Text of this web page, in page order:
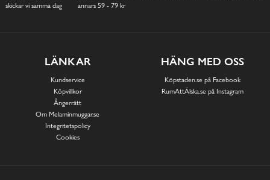
skickar vi samma dag
annars 59 - 79 kr
LÄNKAR
Kundservice
Köpvillkor
Ångerrätt
Om Melaminmuggar.se
Integritetspolicy
Cookies
HÄNG MED OSS
Köpstaden.se på Facebook
RumAttÄlska.se på Instagram